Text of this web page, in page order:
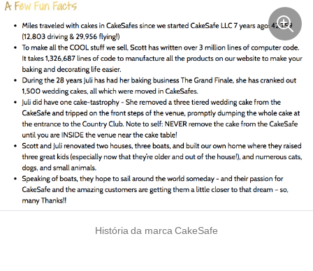
História da marca CakeSafe